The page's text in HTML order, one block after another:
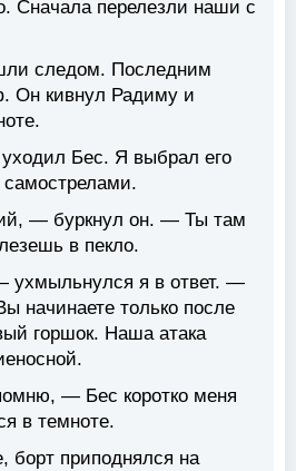
Сначала перелезли наши с
следом. Последним
Он кивнул Радиму и
Бес. Я выбрал его
самострелами.
— буркнул он. — Ты там
в пекло.
я в ответ. —
начинаете только после
горшок. Наша атака
— Бес коротко меня
в темноте.
борт приподнялся на